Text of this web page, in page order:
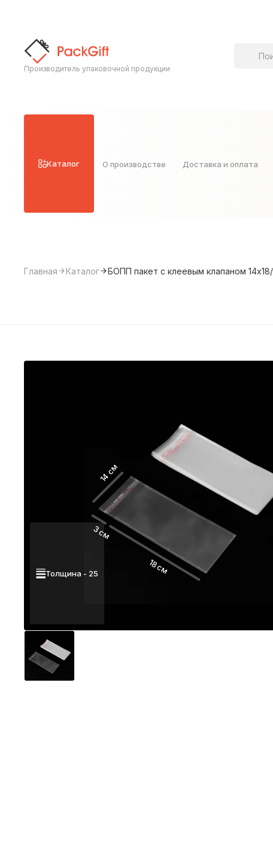
Производитель упаковочной продукции
Каталог О производстве Доставка и оплата
Главная Каталог БОПП пакет с клеевым клапаном
14 см
3 см
18 см
Толщина - 25